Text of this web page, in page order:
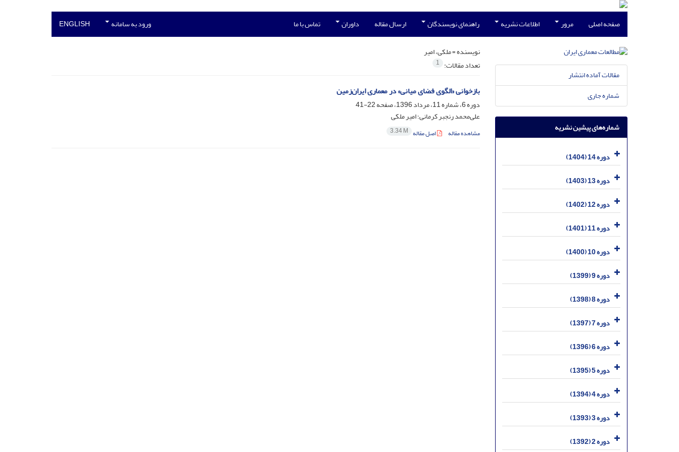
صفحه اصلی مرور اطلاعات نشریه راهنمای نویسندگان ارسال مقاله داوران تماس با ما ورود به سامانه ENGLISH
نویسنده =ملکی، امیر
تعداد مقالات: 1
بازخوانی «الگوی فضای میانی» در معماری ایران‌زمین
دوره 6، شماره 11، مرداد 1396، صفحه
22-41
علی‌محمد رنجبر کرمانی؛ امیر ملکی
مشاهده مقاله اصل مقاله 3.34 M
مقالات آماده انتشار
شماره جاری
شماره‌های پیشین نشریه
دوره 14 (1404)
دوره 13 (1403)
دوره 12 (1402)
دوره 11 (1401)
دوره 10 (1400)
دوره 9 (1399)
دوره 8 (1398)
دوره 7 (1397)
دوره 6 (1396)
دوره 5 (1395)
دوره 4 (1394)
دوره 3 (1393)
دوره 2 (1392)